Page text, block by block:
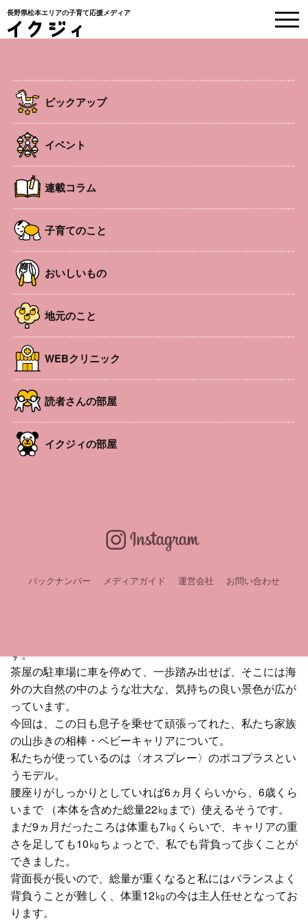
長野県松本エリアの子育て応援メディア
ピックアップ
イベント
連載コラム
子育てのこと
おいしいもの
地元のこと
WEBクリニック
読者さんの部屋
イクジィの部屋
バックナンバー メディアガイド 運営会社 お問い合わせ
子どもとお山歩12ヵ月
HOME>
三峰山〜
連載コラム
【子どもとお山歩12ヵ月】手軽に絶景
を楽しむ。〜vol.6 三峰山〜
#登山 #子どもとお山歩12ヵ月
る距離が伸び、景色の見え方も変わっていく。1児のマ
マ・真田緑さんの親子で楽しむ「お山歩（おさんぽ）」の
す。
茶屋の駐車場に車を停めて、一歩踏み出せば、そこには海
外の大自然の中のような壮大な、気持ちの良い景色が広が
っています。
今回は、この日も息子を乗せて頑張ってれた、私たち家族
の山歩きの相棒・ベビーキャリアについて。
私たちが使っているのは〈オスプレー〉のポコプラスとい
うモデル。
腰座りがしっかりとしていれば6ヵ月くらいから、6歳くら
いまで （本体を含めた総量22㎏まで）使えるそうです。
まだ9ヵ月だったころは体重も7㎏くらいで、キャリアの重
さを足しても10㎏ちょっとで、私でも背負って歩くことが
できました。
背面長が長いので、総量が重くなると私にはバランスよく
背負うことが難しく、体重12㎏の今は主人任せとなってお
ります。